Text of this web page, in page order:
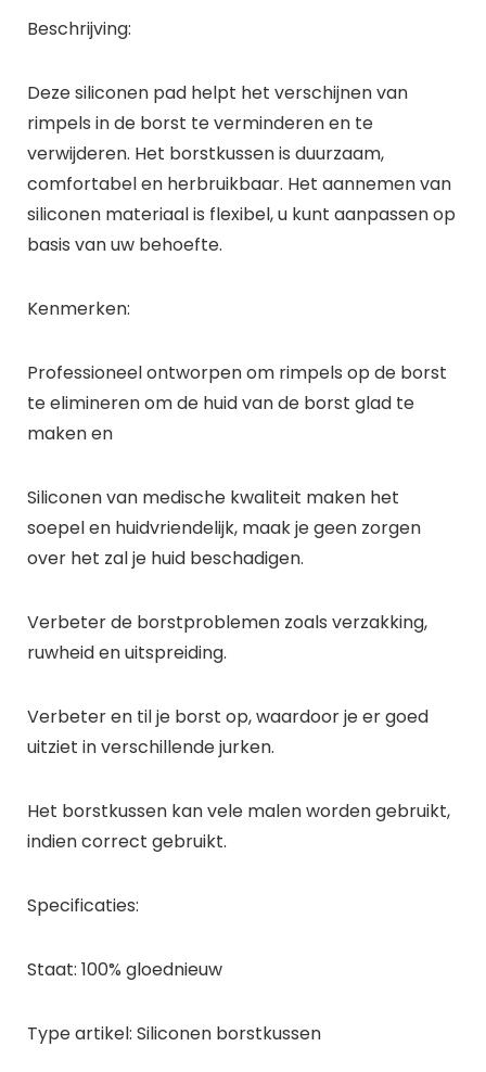
Beschrijving:
Deze siliconen pad helpt het verschijnen van
rimpels in de borst te verminderen en te
verwijderen. Het borstkussen is duurzaam,
comfortabel en herbruikbaar. Het aannemen van
siliconen materiaal is flexibel, u kunt aanpassen op
basis van uw behoefte.
Kenmerken:
Professioneel ontworpen om rimpels op de borst
te elimineren om de huid van de borst glad te
maken en
Siliconen van medische kwaliteit maken het
soepel en huidvriendelijk, maak je geen zorgen
over het zal je huid beschadigen.
Verbeter de borstproblemen zoals verzakking,
ruwheid en uitspreiding.
Verbeter en til je borst op, waardoor je er goed
uitziet in verschillende jurken.
Het borstkussen kan vele malen worden gebruikt,
indien correct gebruikt.
Specificaties:
Staat: 100% gloednieuw
Type artikel: Siliconen borstkussen